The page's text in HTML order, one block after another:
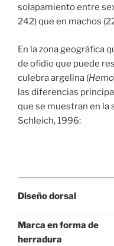
solapamiento entre
242) que en machos
En la zona geográfica
de ofidio que puede
culebra argelina (
las diferencias
que se muestran en la
Schleich, 1996:
Diseño dorsal
Marca en forma de
herradura